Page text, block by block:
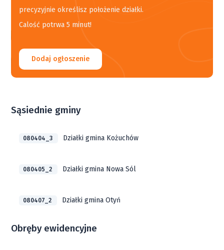
precyzyjnie określisz położenie działki.
Calość potrwa 5 minut!
Dodaj ogłoszenie
Sąsiednie gminy
080404_3 Działki gmina Kożuchów
080405_2 Działki gmina Nowa Sól
080407_2 Działki gmina Otyń
Obręby ewidencyjne